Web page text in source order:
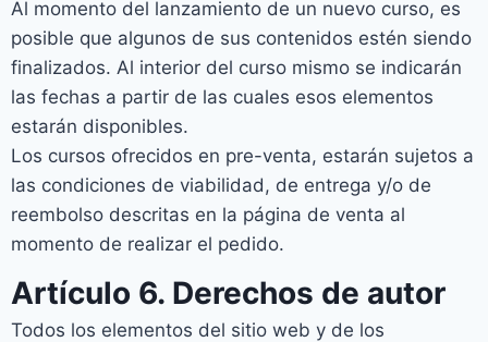
Al momento del lanzamiento de un nuevo curso, es
posible que algunos de sus contenidos estén siendo
finalizados. Al interior del curso mismo se indicarán
las fechas a partir de las cuales esos elementos
estarán disponibles.
Los cursos ofrecidos en pre-venta, estarán sujetos a
las condiciones de viabilidad, de entrega y/o de
reembolso descritas en la página de venta al
momento de realizar el pedido.
Artículo 6. Derechos de autor
Todos los elementos del sitio web y de los